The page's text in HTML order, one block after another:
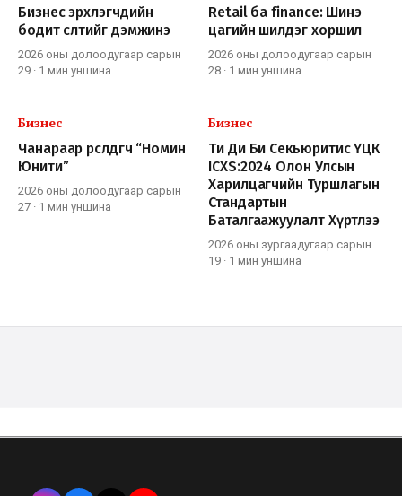
Бизнес эрхлэгчдийн
бодит өсөлтийг дэмжинэ
2026 оны долоодугаар сарын
29 · 1 мин уншина
Retail ба finance: Шинэ
цагийн шилдэг хоршил
2026 оны долоодугаар сарын
28 · 1 мин уншина
Бизнес
Чанараар өрсөлдөгч “Номин
Юнити”
2026 оны долоодугаар сарын
27 · 1 мин уншина
Бизнес
Ти Ди Би Секьюритис ҮЦК
ICXS:2024 Олон Улсын
Харилцагчийн Туршлагын
Стандартын
Баталгаажуулалт Хүртлээ
2026 оны зургаадугаар сарын
19 · 1 мин уншина